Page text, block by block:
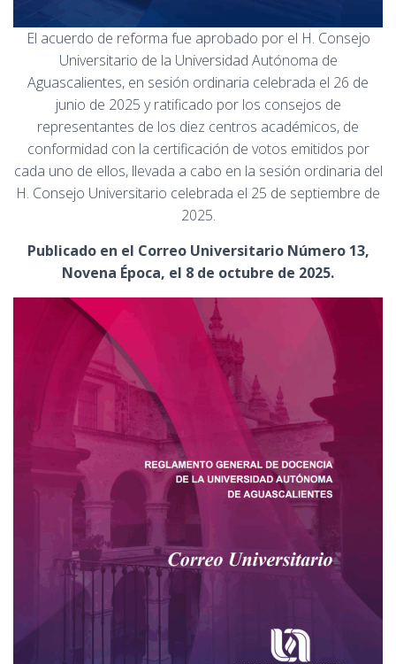
El acuerdo de reforma fue aprobado por el H. Consejo
Universitario de la Universidad Autónoma de
Aguascalientes, en sesión ordinaria celebrada el 26 de
junio de 2025 y ratificado por los consejos de
representantes de los diez centros académicos, de
conformidad con la certificación de votos emitidos por
cada uno de ellos, llevada a cabo en la sesión ordinaria del
H. Consejo Universitario celebrada el 25 de septiembre de
2025.
Publicado en el Correo Universitario Número 13,
Novena Época, el 8 de octubre de 2025.